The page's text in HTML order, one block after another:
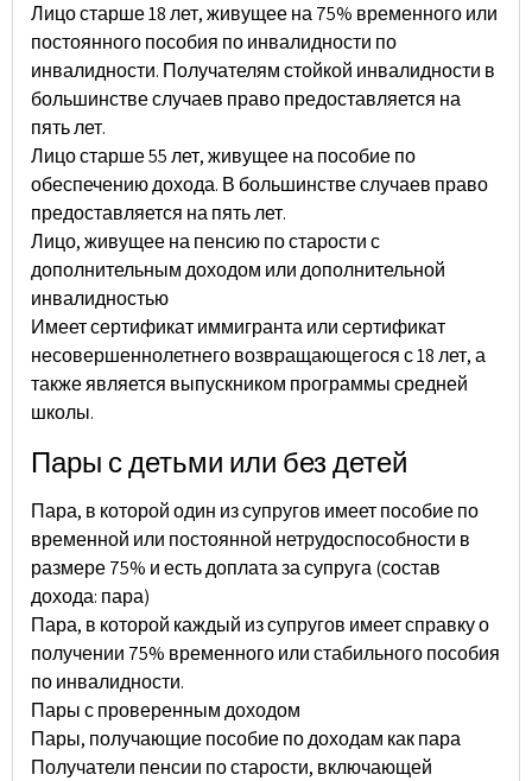
Лицо старше 18 лет, живущее на 75% временного или
постоянного пособия по инвалидности по
инвалидности. Получателям стойкой инвалидности в
большинстве случаев право предоставляется на
пять лет.
Лицо старше 55 лет, живущее на пособие по
обеспечению дохода. В большинстве случаев право
предоставляется на пять лет.
Лицо, живущее на пенсию по старости с
дополнительным доходом или дополнительной
инвалидностью
Имеет сертификат иммигранта или сертификат
несовершеннолетнего возвращающегося с 18 лет, а
также является выпускником программы средней
школы.
Пары с детьми или без детей
Пара, в которой один из супругов имеет пособие по
временной или постоянной нетрудоспособности в
размере 75% и есть доплата за супруга (состав
дохода: пара)
Пара, в которой каждый из супругов имеет справку о
получении 75% временного или стабильного пособия
по инвалидности.
Пары с проверенным доходом
Пары, получающие пособие по доходам как пара
Получатели пенсии по старости, включающей